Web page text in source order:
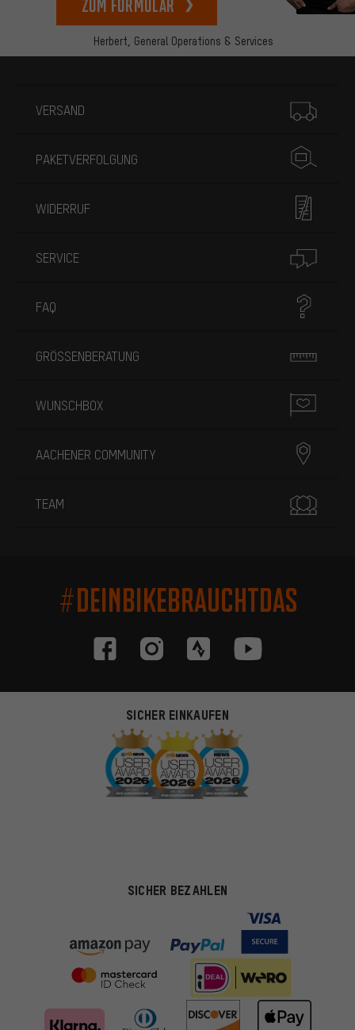
Herbert, General Operations & Services
zum Formular
VERSAND
PAKETVERFOLGUNG
WIDERRUF
SERVICE
FAQ
GRÖSSENBERATUNG
WUNSCHBOX
AACHENER COMMUNITY
TEAM
#DEINBIKEBRAUCHTDAS
SICHER EINKAUFEN
SICHER BEZAHLEN